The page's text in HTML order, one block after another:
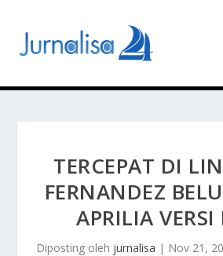
TERCEPAT DI
FERNANDEZ
APRILIA VERSI
Diposting oleh jurnalisa | Nov 21,